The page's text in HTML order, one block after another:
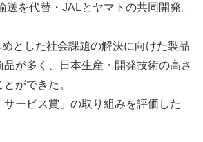
送を代替・JALとヤマトの共同開発。
とした社会課題の解決に向けた製品
が多く、日本生産・開発技術の高さ
ができた。
サービス賞」の取り組みを評価した